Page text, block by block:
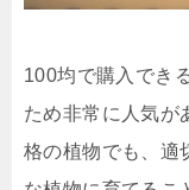
100均で購入でき
ため非常に人気が
格の植物でも、適